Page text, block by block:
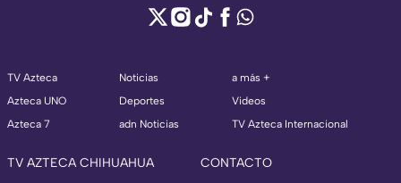
TV Azteca
Azteca UNO
Azteca 7
Noticias
Deportes
adn Noticias
a más +
Videos
TV Azteca Internacional
TV AZTECA CHIHUAHUA CONTACTO